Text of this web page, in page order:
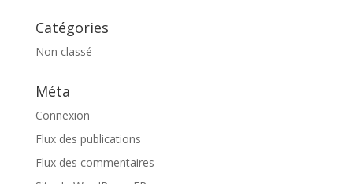
Catégories
Non classé
Méta
Connexion
Flux des publications
Flux des commentaires